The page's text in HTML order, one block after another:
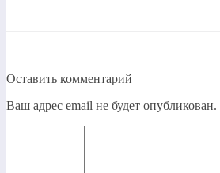
Оставить комментарий
Ваш адрес email не будет опубликован.